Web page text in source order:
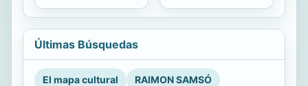
Últimas Búsquedas
El mapa cultural
RAIMON SAMSÓ